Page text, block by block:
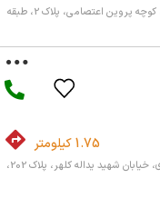
شهریار، شهریار1، خیابان ولی عصر، کوچه پروین اعتصامی، پلاک 2، طبقه
1.75 کیلومتر
تهران، جمهوری، بزرگراه نواب صفوی، خیابان شهید یداله کلهر، پلاک 202،